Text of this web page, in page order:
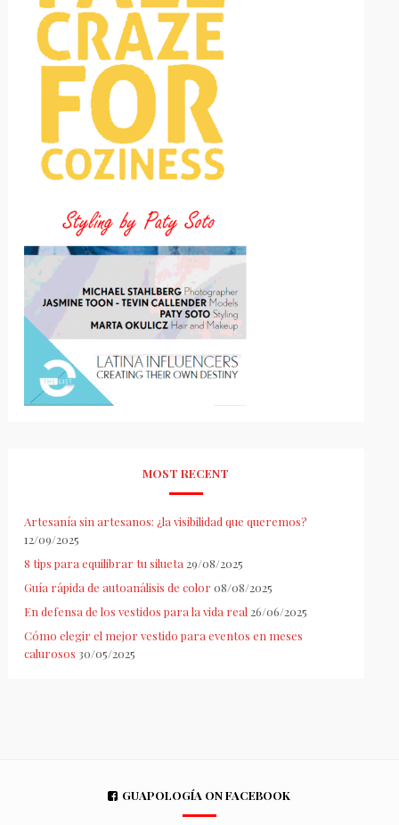
MOST RECENT
Artesanía sin artesanos: ¿la visibilidad que queremos?
12/09/2025
8 tips para equilibrar tu silueta 29/08/2025
Guía rápida de autoanálisis de color 08/08/2025
En defensa de los vestidos para la vida real 26/06/2025
Cómo elegir el mejor vestido para eventos en meses
calurosos 30/05/2025
GUAPOLOGÍA ON FACEBOOK